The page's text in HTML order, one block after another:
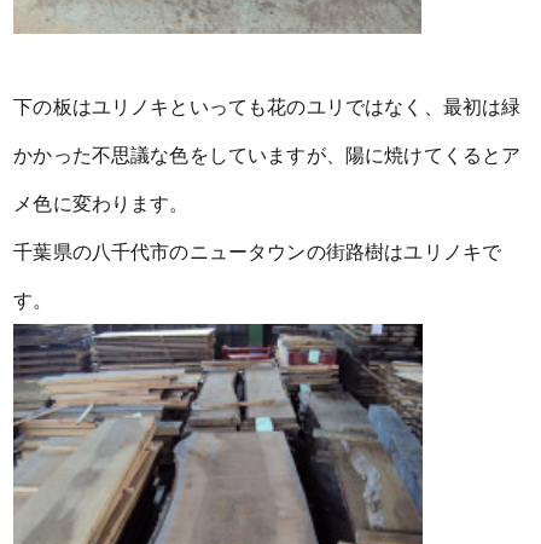
下の板はユリノキといっても花のユリではなく、最初は緑
かかった不思議な色をしていますが、陽に焼けてくるとア
メ色に変わります。
千葉県の八千代市のニュータウンの街路樹はユリノキで
す。